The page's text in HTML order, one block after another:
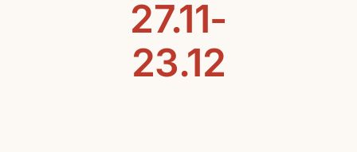
27.11-
23.12